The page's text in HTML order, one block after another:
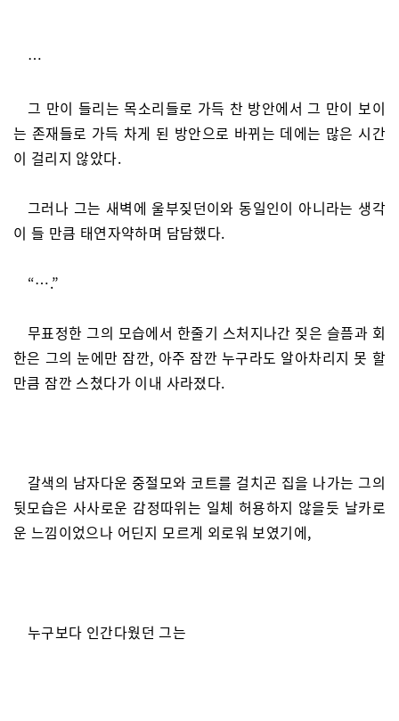
…
그 만이 들리는 목소리들로 가득 찬 방안에서 그 만이 보이
는 존재들로 가득 차게 된 방안으로 바뀌는 데에는 많은 시간
이 걸리지 않았다.
그러나 그는 새벽에 울부짖던이와 동일인이 아니라는 생각
이 들 만큼 태연자약하며 담담했다.
“….”
무표정한 그의 모습에서 한줄기 스처지나간 짖은 슬픔과 회
한은 그의 눈에만 잠깐, 아주 잠깐 누구라도 알아차리지 못 할
만큼 잠깐 스쳤다가 이내 사라졌다.
갈색의 남자다운 중절모와 코트를 걸치곤 집을 나가는 그의
뒷모습은 사사로운 감정따위는 일체 허용하지 않을듯 날카로
운 느낌이었으나 어딘지 모르게 외로워 보였기에,
누구보다 인간다웠던 그는